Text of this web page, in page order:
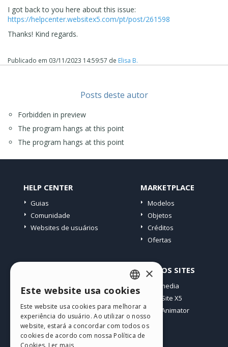
I got back to you here about this issue:
https://helpcenter.websitex5.com/pt/post/261598
Thanks! Kind regards.
Publicado em 03/11/2023 14:59:57 de Elisa B.
Posts deste autor
Forbidden in preview
The program hangs at this point
The program hangs at this point
HELP CENTER
Guias
Comunidade
Websites de usuários
MARKETPLACE
Modelos
Objetos
Créditos
Ofertas
Meus posts
Download
Hospedagem Web
Meus Créditos
OUTROS SITES
Incomedia
WebSite X5
WebAnimator
ENGLISH
ITALIAN
GERMAN
×
Este website usa cookies
Este website usa cookies para melhorar a
experiência do usuário. Ao utilizar o nosso
website, estará a concordar com todos os
cookies de acordo com nossa Política de
Cookies. Ler mais